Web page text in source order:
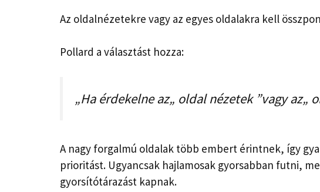
Az oldalnézetekre vagy az egyes oldalakra kell
Pollard a választást hozza:
„Ha érdekelne az„ oldal nézetek ”vagy az„
A nagy forgalmú oldalak több embert érintnek, így
prioritást. Ugyancsak hajlamosak gyorsabban futni,
gyorsítótárazást kapnak.